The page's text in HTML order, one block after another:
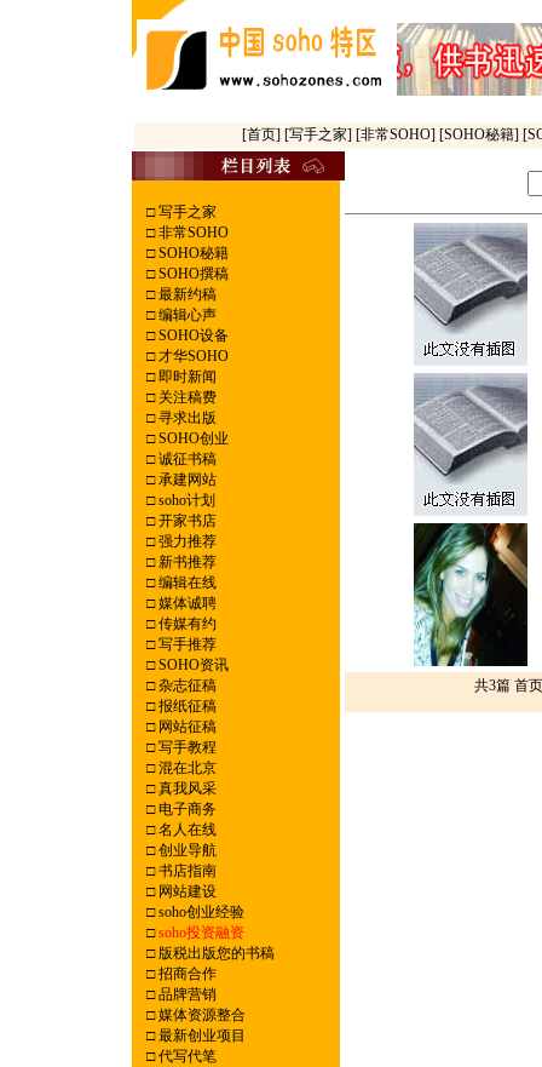
[首页] [写手之家] [非常SOHO] [SOHO秘籍]
□写手之家
□非常SOHO
□SOHO秘籍
□SOHO撰稿
□最新约稿
□编辑心声
□SOHO设备
□才华SOHO
□即时新闻
□关注稿费
□寻求出版
□SOHO创业
□诚征书稿
□承建网站
□soho计划
□开家书店
□强力推荐
□新书推荐
□编辑在线
□媒体诚聘
□传媒有约
□写手推荐
□SOHO资讯
□杂志征稿
□报纸征稿
□网站征稿
□写手教程
□混在北京
□真我风采
□电子商务
□名人在线
□创业导航
□书店指南
□网站建设
□soho创业经验
□ soho投资融资
□版税出版您的书稿
□招商合作
□品牌营销
□媒体资源整合
□最新创业项目
□代写代笔
共3篇 首